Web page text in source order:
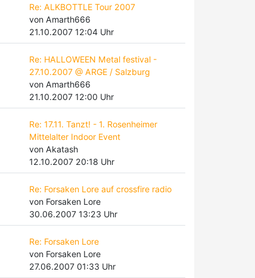
Re: ALKBOTTLE Tour 2007
von Amarth666
21.10.2007 12:04 Uhr
Re: HALLOWEEN Metal festival -
27.10.2007 @ ARGE / Salzburg
von Amarth666
21.10.2007 12:00 Uhr
Re: 17.11. Tanzt! - 1. Rosenheimer
Mittelalter Indoor Event
von Akatash
12.10.2007 20:18 Uhr
Re: Forsaken Lore auf crossfire radio
von Forsaken Lore
30.06.2007 13:23 Uhr
Re: Forsaken Lore
von Forsaken Lore
27.06.2007 01:33 Uhr